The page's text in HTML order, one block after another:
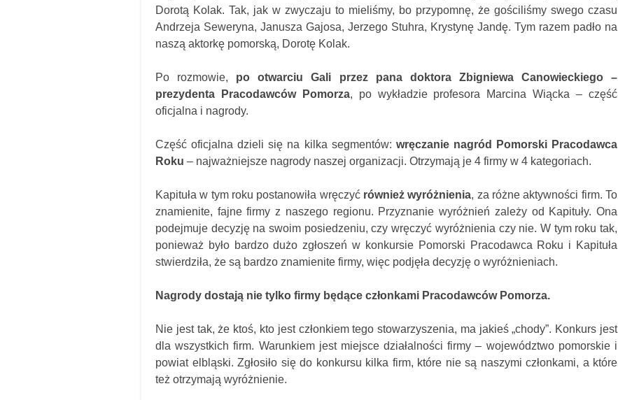
Dorotą Kolak. Tak, jak w zwyczaju to mieliśmy, bo przypomnę, że gościliśmy swego czasu
Andrzeja Seweryna, Janusza Gajosa, Jerzego Stuhra, Krystynę Jandę. Tym razem padło na
naszą aktorkę pomorską, Dorotę Kolak.
Po rozmowie, po otwarciu Gali przez pana doktora Zbigniewa Canowieckiego –
prezydenta Pracodawców Pomorza, po wykładzie profesora Marcina Wiącka – część
oficjalna i nagrody.
Część oficjalna dzieli się na kilka segmentów: wręczanie nagród Pomorski Pracodawca
Roku – najważniejsze nagrody naszej organizacji. Otrzymają je 4 firmy w 4 kategoriach.
Kapituła w tym roku postanowiła wręczyć również wyróżnienia, za różne aktywności firm. To
znamienite, fajne firmy z naszego regionu. Przyznanie wyróżnień zależy od Kapituły. Ona
podejmuje decyzję na swoim posiedzeniu, czy wręczyć wyróżnienia czy nie. W tym roku tak,
ponieważ było bardzo dużo zgłoszeń w konkursie Pomorski Pracodawca Roku i Kapituła
stwierdziła, że są bardzo znamienite firmy, więc podjęła decyzję o wyróżnieniach.
Nagrody dostają nie tylko firmy będące członkami Pracodawców Pomorza.
Nie jest tak, że ktoś, kto jest członkiem tego stowarzyszenia, ma jakieś „chody”. Konkurs jest
dla wszystkich firm. Warunkiem jest miejsce działalności firmy – województwo pomorskie i
powiat elbląski. Zgłosiło się do konkursu kilka firm, które nie są naszymi członkami, a które
też otrzymają wyróżnienie.